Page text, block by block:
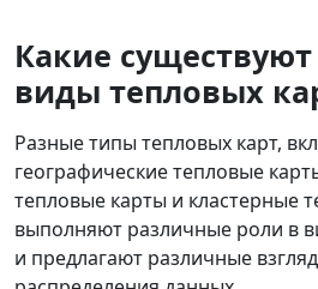
Какие
виды тепловых
Разные типы тепловых карт,
географические тепловые
тепловые карты и кластерные
выполняют различные роли в
и предлагают различные